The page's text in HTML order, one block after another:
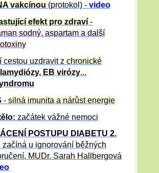
vakcínou (protokol) - video
efekt pro zdraví-
sodný, aspartam a další
cestou uzdravit z chronické
EB virózy...
- silná imunita a nárůst energie
začátek vážné nemoci
NÍ POSTUPU DIABETU 2.
začíná u ignorování běžných
MUDr. Sarah Hallbergová